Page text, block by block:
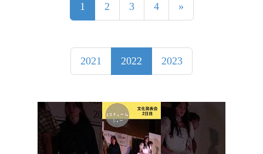
1 2 3 4 »
2021 2022 2023